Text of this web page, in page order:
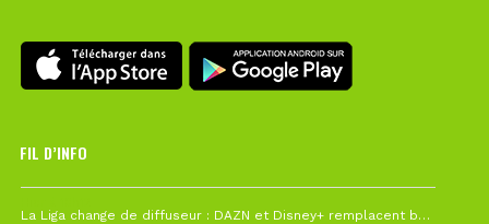
FIL D’INFO
La Liga change de diffuseur : DAZN et Disney+ remplacent beIN Sports !